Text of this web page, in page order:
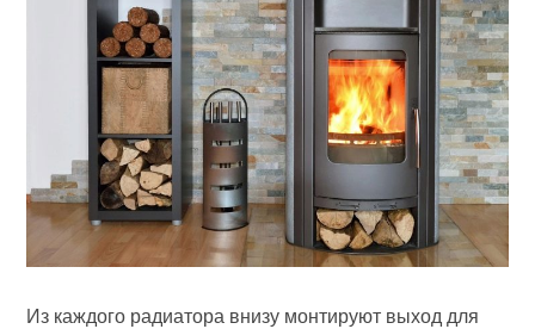
Из каждого радиатора внизу монтируют выход для